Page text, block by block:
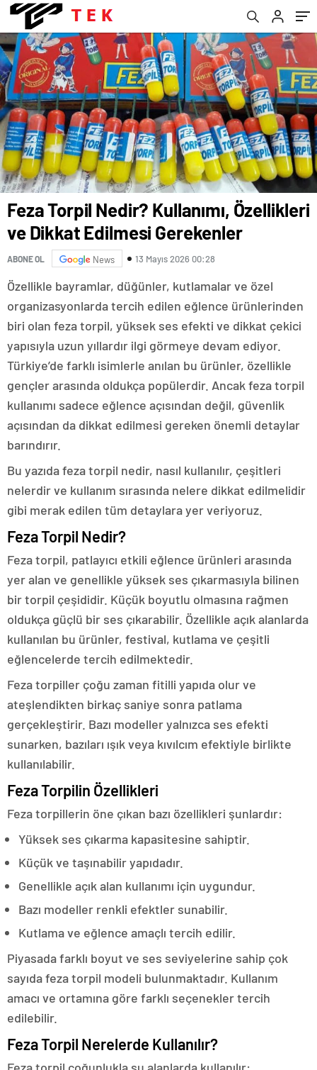
Feza Torpil Nedir? Kullanımı, Özellikleri
ve Dikkat Edilmesi Gerekenler
ABONE OL News 13 Mayıs 2026 00:28
Özellikle bayramlar, düğünler, kutlamalar ve özel
organizasyonlarda tercih edilen eğlence ürünlerinden
biri olan feza torpil, yüksek ses efekti ve dikkat çekici
yapısıyla uzun yıllardır ilgi görmeye devam ediyor.
Türkiye’de farklı isimlerle anılan bu ürünler, özellikle
gençler arasında oldukça popülerdir. Ancak feza torpil
kullanımı sadece eğlence açısından değil, güvenlik
açısından da dikkat edilmesi gereken önemli detaylar
barındırır.
Bu yazıda feza torpil nedir, nasıl kullanılır, çeşitleri
nelerdir ve kullanım sırasında nelere dikkat edilmelidir
gibi merak edilen tüm detaylara yer veriyoruz.
Feza Torpil Nedir?
Feza torpil, patlayıcı etkili eğlence ürünleri arasında
yer alan ve genellikle yüksek ses çıkarmasıyla bilinen
bir torpil çeşididir. Küçük boyutlu olmasına rağmen
oldukça güçlü bir ses çıkarabilir. Özellikle açık alanlarda
kullanılan bu ürünler, festival, kutlama ve çeşitli
eğlencelerde tercih edilmektedir.
Feza torpiller çoğu zaman fitilli yapıda olur ve
ateşlendikten birkaç saniye sonra patlama
gerçekleştirir. Bazı modeller yalnızca ses efekti
sunarken, bazıları ışık veya kıvılcım efektiyle birlikte
kullanılabilir.
Feza Torpilin Özellikleri
Feza torpillerin öne çıkan bazı özellikleri şunlardır:
Yüksek ses çıkarma kapasitesine sahiptir.
Küçük ve taşınabilir yapıdadır.
Genellikle açık alan kullanımı için uygundur.
Bazı modeller renkli efektler sunabilir.
Kutlama ve eğlence amaçlı tercih edilir.
Piyasada farklı boyut ve ses seviyelerine sahip çok
sayıda feza torpil modeli bulunmaktadır. Kullanım
amacı ve ortamına göre farklı seçenekler tercih
edilebilir.
Feza Torpil Nerelerde Kullanılır?